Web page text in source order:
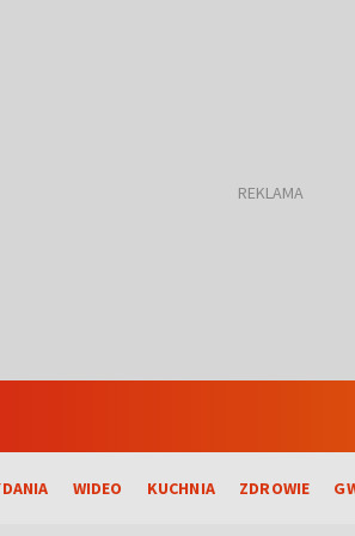
WIDEO KUCHNIA ZDROWIE